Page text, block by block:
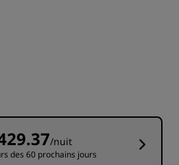
du centre-ville
notre blog
/nuit
des 60 prochains jours